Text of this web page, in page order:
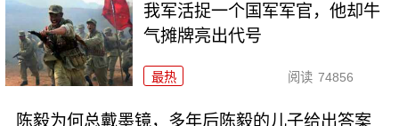
我军活捉一个国军军官，他却牛
气摊牌亮出代号
最热 阅读 74856
陈毅为何总戴墨镜，多年后陈毅的儿子给出答案